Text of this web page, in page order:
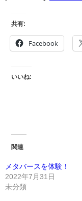
共有:
Facebook
いいね:
関連
メタバースを体験！
2022年7月31日
未分類